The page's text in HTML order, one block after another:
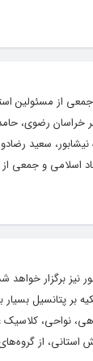
از مسئولین
رضوی،
سعید
اسلامی و جمعی
برگزار خواهد
بر پتانسیل
نواحی،
از